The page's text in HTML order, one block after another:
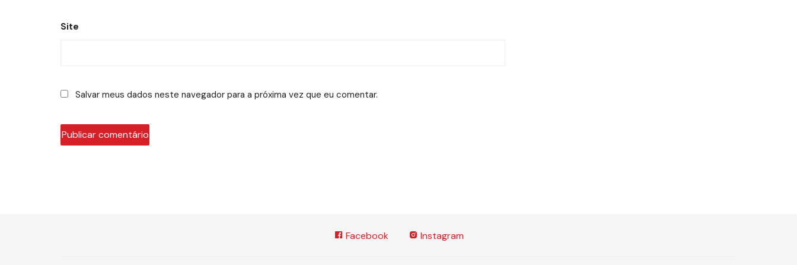
Site
Salvar meus dados neste navegador para a próxima vez que eu comentar.
Facebook Instagram